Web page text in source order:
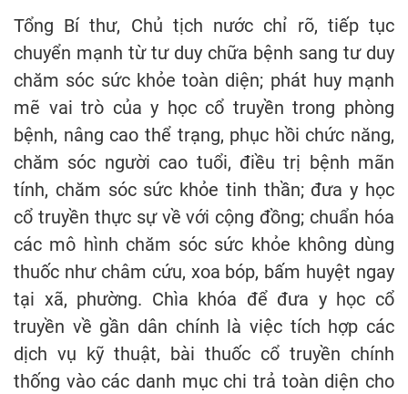
Tổng Bí thư, Chủ tịch nước chỉ rõ, tiếp tục
chuyển mạnh từ tư duy chữa bệnh sang tư duy
chăm sóc sức khỏe toàn diện; phát huy mạnh
mẽ vai trò của y học cổ truyền trong phòng
bệnh, nâng cao thể trạng, phục hồi chức năng,
chăm sóc người cao tuổi, điều trị bệnh mãn
tính, chăm sóc sức khỏe tinh thần; đưa y học
cổ truyền thực sự về với cộng đồng; chuẩn hóa
các mô hình chăm sóc sức khỏe không dùng
thuốc như châm cứu, xoa bóp, bấm huyệt ngay
tại xã, phường. Chìa khóa để đưa y học cổ
truyền về gần dân chính là việc tích hợp các
dịch vụ kỹ thuật, bài thuốc cổ truyền chính
thống vào các danh mục chi trả toàn diện cho